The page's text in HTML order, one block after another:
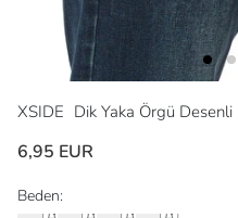
XSIDE Dik Yaka Örgü Desenli
6,95 EUR
Beden: